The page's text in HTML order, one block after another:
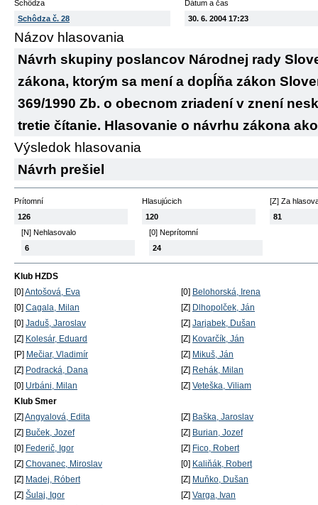
Schôdza
Schôdza č. 28
Dátum a čas
30. 6. 2004 17:23
Názov hlasovania
Návrh skupiny poslancov Národnej rady
zákona, ktorým sa mení a dopĺňa zákon
369/1990 Zb. o obecnom zriadení v znení
tretie čítanie. Hlasovanie o návrhu zákona
Výsledok hlasovania
Návrh prešiel
Prítomní
126
Hlasujúcich
120
[Z] Za
81
[N] Nehlasovalo
6
[0] Neprítomní
24
Klub HZDS
[0] Antošová, Eva [0] Belohorská, Irena
[0] Cagala, Milan [Z] Dlhopolček, Ján
[0] Jaduš, Jaroslav [Z] Jarjabek, Dušan
[Z] Kolesár, Eduard [Z] Kovarčík, Ján
[P] Mečiar, Vladimír [Z] Mikuš, Ján
[Z] Podracká, Dana [Z] Rehák, Milan
[0] Urbáni, Milan [Z] Veteška, Viliam
Klub Smer
[Z] Angyalová, Edita [Z] Baška, Jaroslav
[Z] Buček, Jozef [Z] Burian, Jozef
[0] Federič, Igor [Z] Fico, Robert
[Z] Chovanec, Miroslav [0] Kaliňák, Robert
[Z] Madej, Róbert [Z] Muňko, Dušan
[Z] Šulaj, Igor [Z] Varga, Ivan